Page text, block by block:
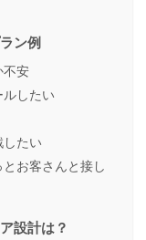
ン例
不安
したい
たい
お客さんと接し
設計は？